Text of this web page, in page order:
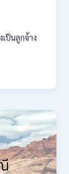
ป็นลูกจ้าง